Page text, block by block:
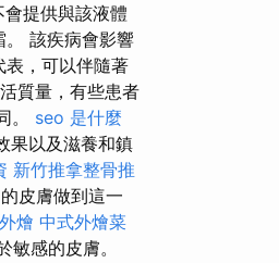
提供與該液體
。 該疾病會影響
表，可以伴隨著
質量，有些患者
。 seo 是什麼
果以及滋養和鎮
新竹推拿整骨推
皮膚做到這一
燴 中式外燴菜
感的皮膚。